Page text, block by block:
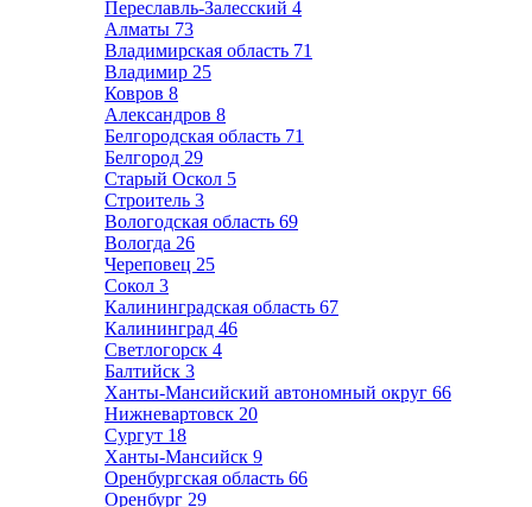
Переславль-Залесский 4
Алматы 73
Владимирская область 71
Владимир 25
Ковров 8
Александров 8
Белгородская область 71
Белгород 29
Старый Оскол 5
Строитель 3
Вологодская область 69
Вологда 26
Череповец 25
Сокол 3
Калининградская область 67
Калининград 46
Светлогорск 4
Балтийск 3
Ханты-Мансийский автономный округ 66
Нижневартовск 20
Сургут 18
Ханты-Мансийск 9
Оренбургская область 66
Оренбург 29